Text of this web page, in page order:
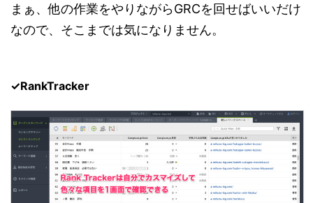
まぁ、他の作業をやりながらGRCを回せばいいだけ
なので、そこまでは気になりません。
✓RankTracker